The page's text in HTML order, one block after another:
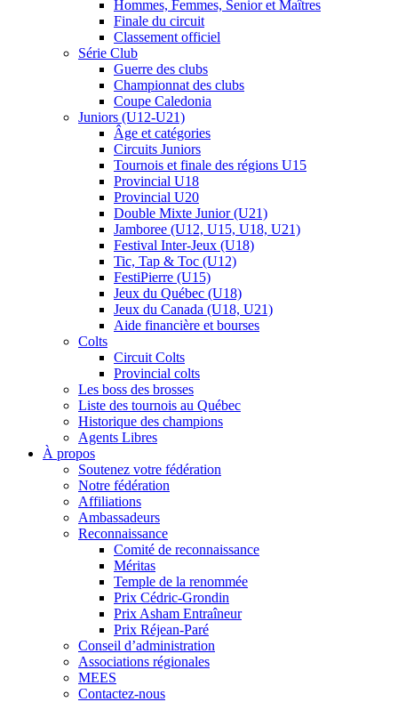
Hommes, Femmes, Senior et Maîtres
Finale du circuit
Classement officiel
Série Club
Guerre des clubs
Championnat des clubs
Coupe Caledonia
Juniors (U12-U21)
Âge et catégories
Circuits Juniors
Tournois et finale des régions U15
Provincial U18
Provincial U20
Double Mixte Junior (U21)
Jamboree (U12, U15, U18, U21)
Festival Inter-Jeux (U18)
Tic, Tap & Toc (U12)
FestiPierre (U15)
Jeux du Québec (U18)
Jeux du Canada (U18, U21)
Aide financière et bourses
Colts
Circuit Colts
Provincial colts
Les boss des brosses
Liste des tournois au Québec
Historique des champions
Agents Libres
À propos
Soutenez votre fédération
Notre fédération
Affiliations
Ambassadeurs
Reconnaissance
Comité de reconnaissance
Méritas
Temple de la renommée
Prix Cédric-Grondin
Prix Asham Entraîneur
Prix Réjean-Paré
Conseil d’administration
Associations régionales
MEES
Contactez-nous